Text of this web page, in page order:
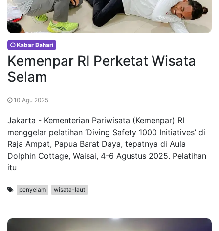
Kabar Bahari
Kemenpar RI Perketat Wisata
Selam
10 Agu 2025
Jakarta - Kementerian Pariwisata (Kemenpar) RI
menggelar pelatihan ‘Diving Safety 1000 Initiatives’ di
Raja Ampat, Papua Barat Daya, tepatnya di Aula
Dolphin Cottage, Waisai, 4-6 Agustus 2025. Pelatihan
itu
penyelam wisata-laut